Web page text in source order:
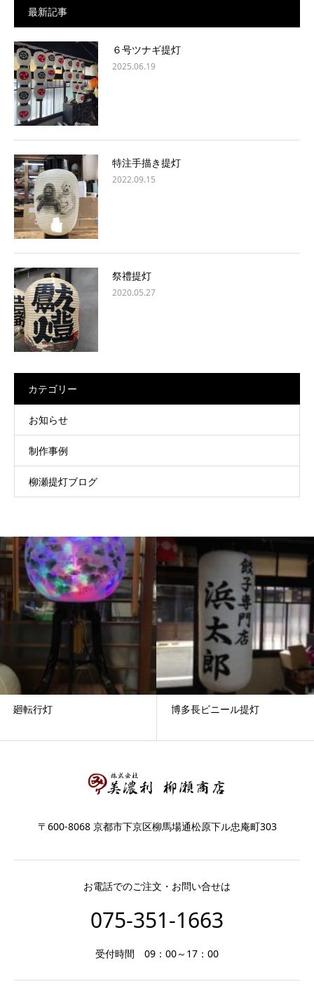
最新記事
６号ツナギ提灯
2025.06.19
特注手描き提灯
2022.09.15
祭禮提灯
2020.05.27
カテゴリー
お知らせ
制作事例
柳瀬提灯ブログ
廻転行灯 博多長ビニール提灯
〒600-8068 京都市下京区柳馬場通松原下ル忠庵町303
お電話でのご注文・お問い合せは
075-351-1663
受付時間 09：00～17：00